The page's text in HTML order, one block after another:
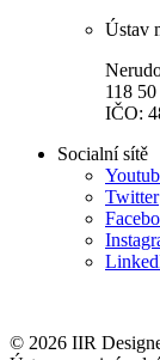
Ústav
118
IČO:
Socialní sítě
Twitter
© 2026 IIR